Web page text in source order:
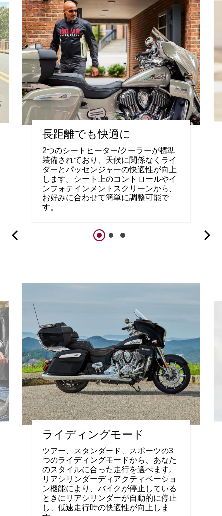
長距離でも快適に
2つのシートヒーター/クーラーが標準
装備されており、天候に関係なくライ
ダーとパッセンジャーの快適性が向上
します。シート上のコントロールやイ
ンフォテインメントスクリーンから、
お好みに合わせて簡単に調整可能で
す。
ライディングモード
ツアー、スタンダード、スポーツの3
つのライディングモードから、あなた
のスタイルに合った走行を選べます。
リアシリンダーディアクティベーショ
ン機能により、バイクが停止している
ときにリアシリンダーが自動的に停止
し、低速走行時の快適性が向上しま